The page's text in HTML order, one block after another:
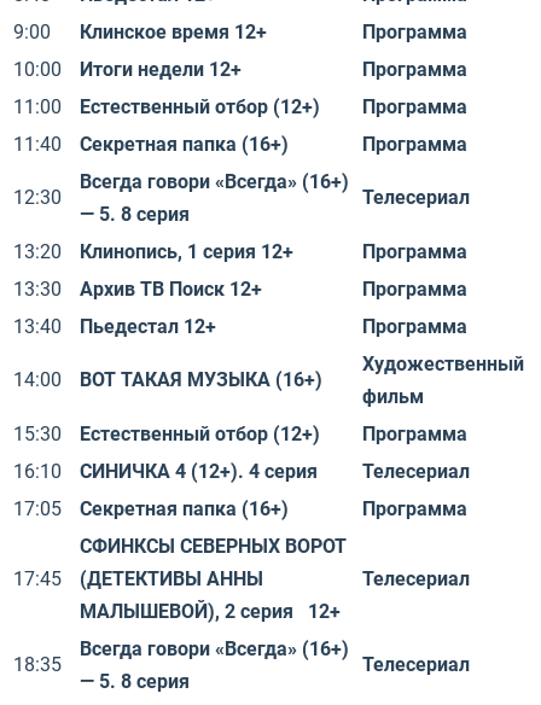
9:00
Клинское время 12+
Программа
10:00
Итоги недели 12+
Программа
11:00
Естественный отбор (12+)
Программа
11:40
Секретная папка (16+) Программа
12:30
Всегда говори «Всегда» (16+)
— 5. 8 серия
Телесериал
13:20 Клинопись, 1 серия 12+
Программа
13:30
Архив ТВ Поиск 12+
Программа
13:40
Пьедестал 12+ Программа
14:00 ВОТ ТАКАЯ МУЗЫКА (16+)
Художественный
фильм
15:30
Естественный отбор (12+)
Программа
16:10
СИНИЧКА 4 (12+). 4 серия
Телесериал
17:05
Секретная папка (16+) Программа
17:45
СФИНКСЫ СЕВЕРНЫХ ВОРОТ
(ДЕТЕКТИВЫ АННЫ
МАЛЫШЕВОЙ), 2 серия 12+
Телесериал
18:35
Всегда говори «Всегда» (16+)
— 5. 8 серия
Телесериал